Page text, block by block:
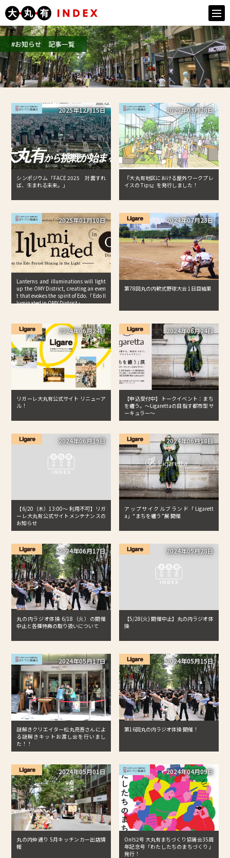
#お知らせ 記事一覧
2025年12月15日
シンポジウム「FACE 2025 対面すれ
ば、生まれる未来。」
2025年03月28日
『大丸有地区における屋外ワークプレ
イスの Tips』を発行しました！
2025年01月10日
Lanterns and illuminations will light
up the OMY District, creating an even
t that evokes the spirit of Edo.「Edo Il
luminated in OMY District」
2024年07月23日
第78回丸の内軟式野球大会 1日目結果
2024年06月24日
リガーレ大丸有公式サイト リニューア
ル！
2024年06月24日
【申込受付中】トークイベント：まち
を纏う。〜Ligarettaの目指す都市型サ
ーキュラー〜
2024年06月19日
【6/20（木）13:00～ 利用不可】リガ
ーレ大丸有公式サイトメンテナンスの
お知らせ
2024年06月18日
アップサイクルブランド「Ligarett
a」“まちを纏う”展 開催
2024年06月17日
丸の内ラジオ体操 6/18（火）の開催
中止と各種特典の取り扱いについて
2024年05月28日
【5/28(火) 開催中止】丸の内ラジオ体
操
2024年05月17日
謎解きクリエイター松丸亮吾さんによ
る謎解きキットお渡し会を行いまし
た！！
2024年05月15日
第16回丸の内ラジオ体操 開催！
2024年05月01日
丸の内仲通り 5月キッチンカー出店情
報
2024年04月09日
On!52号 大丸有まちづくり協議会35周
年記念号「わたしたちのまちづくり」
発行！